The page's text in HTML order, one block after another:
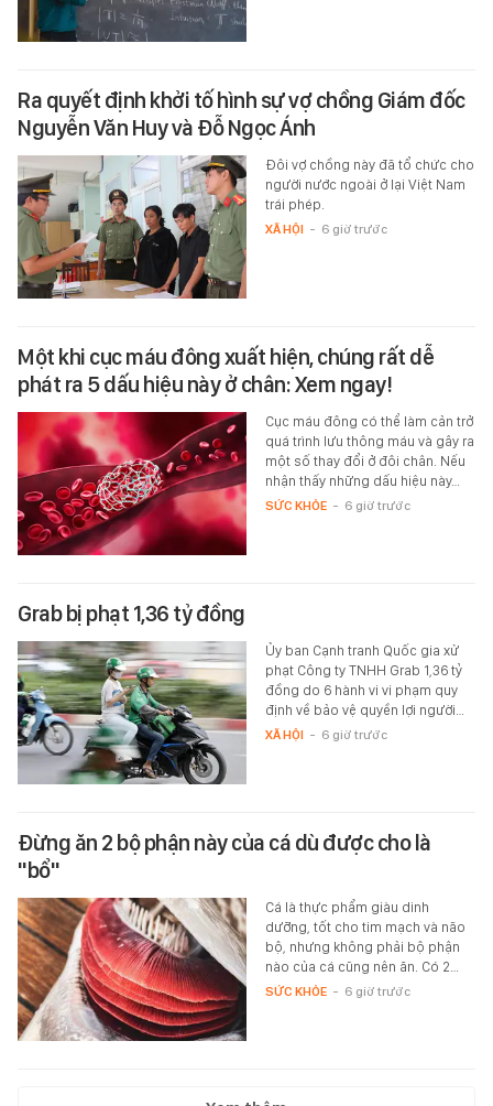
Ra quyết định khởi tố hình sự vợ chồng Giám đốc
Nguyễn Văn Huy và Đỗ Ngọc Ánh
Đôi vợ chồng này đã tổ chức cho
người nước ngoài ở lại Việt Nam
trái phép.
XÃ HỘI - 6 giờ trước
Một khi cục máu đông xuất hiện, chúng rất dễ
phát ra 5 dấu hiệu này ở chân: Xem ngay!
Cục máu đông có thể làm cản trở
quá trình lưu thông máu và gây ra
một số thay đổi ở đôi chân. Nếu
nhận thấy những dấu hiệu này…
SỨC KHỎE - 6 giờ trước
Grab bị phạt 1,36 tỷ đồng
Ủy ban Cạnh tranh Quốc gia xử
phạt Công ty TNHH Grab 1,36 tỷ
đồng do 6 hành vi vi phạm quy
định về bảo vệ quyền lợi người…
XÃ HỘI - 6 giờ trước
Đừng ăn 2 bộ phận này của cá dù được cho là
"bổ"
Cá là thực phẩm giàu dinh
dưỡng, tốt cho tim mạch và não
bộ, nhưng không phải bộ phận
nào của cá cũng nên ăn. Có 2…
SỨC KHỎE - 6 giờ trước